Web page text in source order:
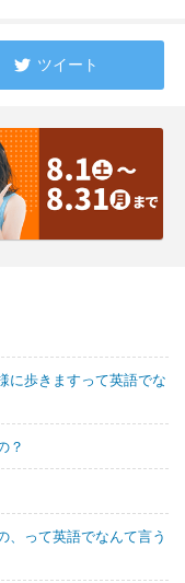
ツイート
に歩きますって英語でな
？
、って英語でなんて言う